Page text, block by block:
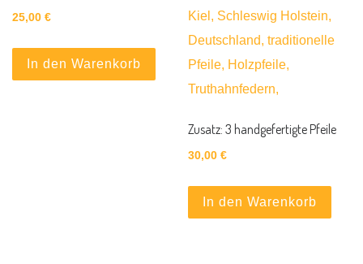
25,00 €
In den Warenkorb
Zusatz: 3 handgefertigte Pfeile
30,00€
In den Warenkorb